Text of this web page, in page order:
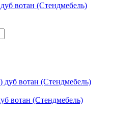
вотан (Стендмебель)
вотан (Стендмебель)